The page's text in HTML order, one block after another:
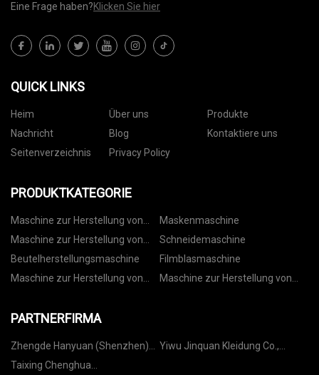
Eine Frage haben?Klicken Sie hier
QUICK LINKS
Heim Über uns
Produkte
Nachricht
Blog
Kontaktiere uns
Seitenverzeichnis
Privacy Policy
PRODUKTKATEGORIE
Maschine zur Herstellung von
Vliesbeuteln
Maskenmaschine
Maschine zur Herstellung von
Papiertüten
Schneidemaschine
Beutelherstellungsmaschine
Filmblasmaschine
Maschine zur Herstellung von
Maschine zur Herstellung von
PARTNERFIRMA
Zhengde Hanyuan (Shenzhen)
Technologie Co., Ltd.
Yiwu Jinquan Kleidung Co.,
Taixing Chenghua